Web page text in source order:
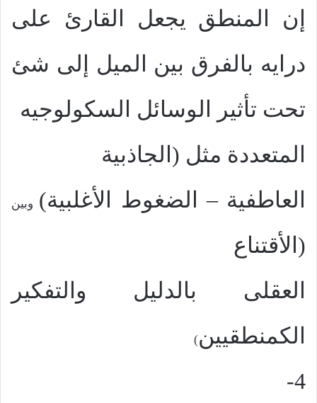
إن المنطق يجعل القارئ على
درايه بالفرق بين الميل إلى شئ
تحت تأثير الوسائل السكولوجيه
المتعددة مثل ( الجاذبية
العاطفية – الضغوط الأغلبية) وبين
( الأقتناع
العقلى بالدليل والتفكير
الكمنطقيين)
4-